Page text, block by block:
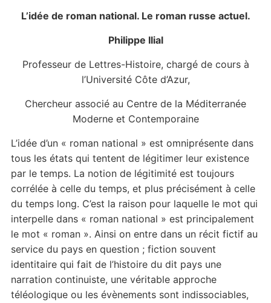
L’idée de roman national. Le roman russe actuel.
Philippe Ilial
Professeur de Lettres-Histoire, chargé de cours à
l’Université Côte d’Azur,
Chercheur associé au Centre de la Méditerranée
Moderne et Contemporaine
L’idée d’un « roman national » est omniprésente dans
tous les états qui tentent de légitimer leur existence
par le temps. La notion de légitimité est toujours
corrélée à celle du temps, et plus précisément à celle
du temps long. C’est la raison pour laquelle le mot qui
interpelle dans « roman national » est principalement
le mot « roman ». Ainsi on entre dans un récit fictif au
service du pays en question ; fiction souvent
identitaire qui fait de l’histoire du dit pays une
narration continuiste, une véritable approche
téléologique ou les évènements sont indissociables,